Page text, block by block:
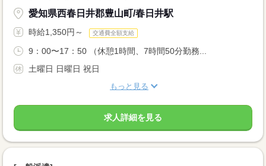
愛知県西春日井郡豊山町/春日井駅
時給1,350円～ 交通費全額支給
9：00〜17：50 （休憩1時間、7時間50分勤務...
土曜日 日曜日 祝日
もっと見る
求人詳細を見る